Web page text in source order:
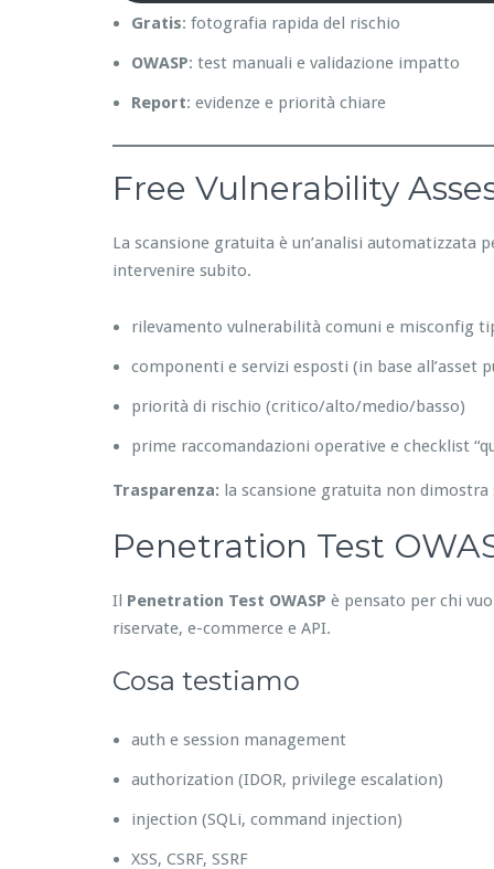
Gratis: fotografia rapida del rischio
OWASP: test manuali e validazione impatto
Report: evidenze e priorità chiare
Free Vulnerability
La scansione gratuita è un’analisi automatizzata
intervenire subito.
rilevamento vulnerabilità comuni e misconfig
componenti e servizi esposti (in base all’asset
priorità di rischio (critico/alto/medio/basso)
prime raccomandazioni operative e checklist
Trasparenza: la scansione gratuita non dimostra
Penetration Test
Il Penetration Test OWASP è pensato per chi
riservate, e-commerce e API.
Cosa testiamo
auth e session management
authorization (IDOR, privilege escalation)
injection (SQLi, command injection)
XSS, CSRF, SSRF